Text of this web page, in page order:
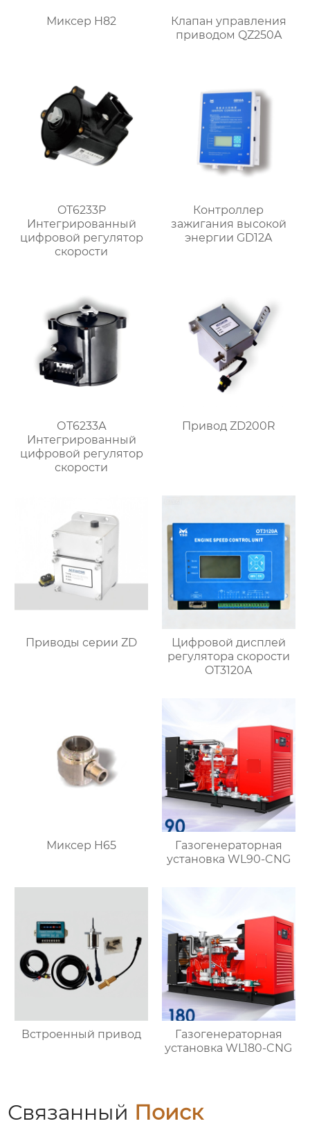
Миксер H82
Клапан управления
приводом QZ250A
OT6233P
Интегрированный
цифровой регулятор
скорости
Контроллер
зажигания высокой
энергии GD12A
ОТ6233А
Интегрированный
цифровой регулятор
скорости
Привод ZD200R
Приводы серии ZD
Цифровой дисплей
регулятора скорости
OT3120A
Миксер H65
Газогенераторная
установка WL90-CNG
Встроенный привод
Газогенераторная
установка WL180-CNG
Связанный Поиск